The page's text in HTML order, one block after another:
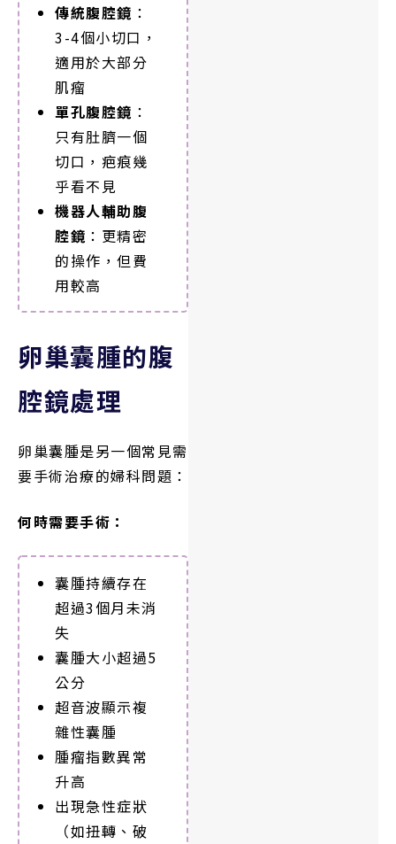
傳統腹腔鏡 ：
3-4個小切口，
適用於大部分
肌瘤
單孔腹腔鏡 ：
只有肚臍一個
切口，疤痕幾
乎看不見
機器人輔助腹
腔鏡 ：更精密
的操作，但費
用較高
卵巢囊腫的腹
腔鏡處理
卵巢囊腫是另一個常見需
要手術治療的婦科問題：
何時需要手術：
囊腫持續存在
超過3個月未消
失
囊腫大小超過5
公分
超音波顯示複
雜性囊腫
腫瘤指數異常
升高
出現急性症狀
（如扭轉、破